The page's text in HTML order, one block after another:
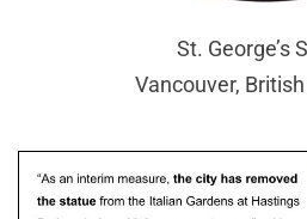
St. George’s
Vancouver,